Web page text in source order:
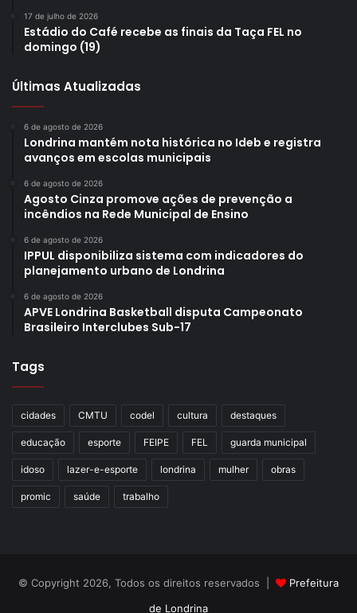
17 de julho de 2026
Estádio do Café recebe as finais da Taça FEL no
domingo (19)
Últimas Atualizadas
6 de agosto de 2026
Londrina mantém nota histórica no Ideb e registra
avanços em escolas municipais
6 de agosto de 2026
Agosto Cinza promove ações de prevenção a
incêndios na Rede Municipal de Ensino
6 de agosto de 2026
IPPUL disponibiliza sistema com indicadores do
planejamento urbano de Londrina
6 de agosto de 2026
APVE Londrina Basketball disputa Campeonato
Brasileiro Interclubes Sub-17
Tags
cidades CMTU codel cultura destaques
educação esporte FEIPE FEL guarda municipal
idoso lazer-e-esporte londrina mulher obras
promic saúde trabalho
© Copyright 2026, Todos os direitos reservados |
Prefeitura
de Londrina